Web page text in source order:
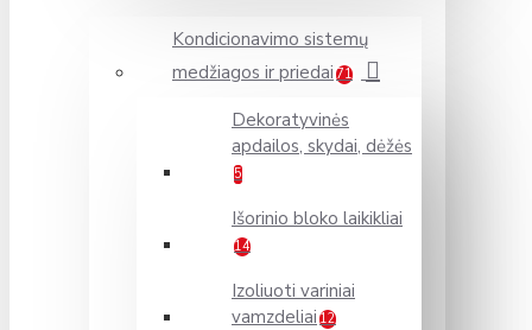
Kondicionavimo sistemų
medžiagos ir priedai 71
Dekoratyvinės
apdailos, skydai, dėžės
5
Išorinio bloko laikikliai
14
Izoliuoti variniai
vamzdeliai 12